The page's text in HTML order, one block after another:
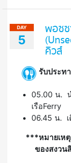
DAY
5
พอซซ
คิวส์
รับประท
05.00 น.
เรือFerry
06.45 น.
***หมายเหตุ
ของสงวน